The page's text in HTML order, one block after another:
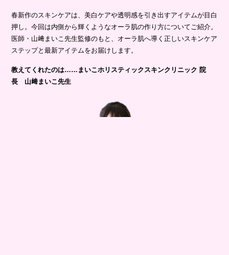
春新作のスキンケアは、美白ケアや透明感を引き出すアイテムが目白
押し。今回は内側から輝くようなオーラ肌の作り方についてご紹介。
医師・山﨑まいこ先生監修のもと、オーラ肌へ導く正しいスキンケア
ステップと最新アイテムをお届けします。
教えてくれたのは……まいこホリスティックスキンクリニック 院
長 山﨑まいこ先生